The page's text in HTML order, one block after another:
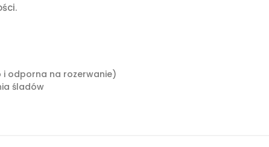
odporna na rozerwanie)
śladów